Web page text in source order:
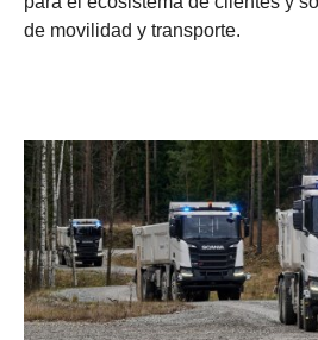
de movilidad y transporte.